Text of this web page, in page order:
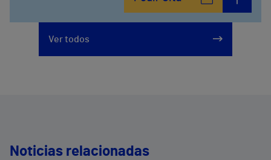
Ver todos
Noticias relacionadas